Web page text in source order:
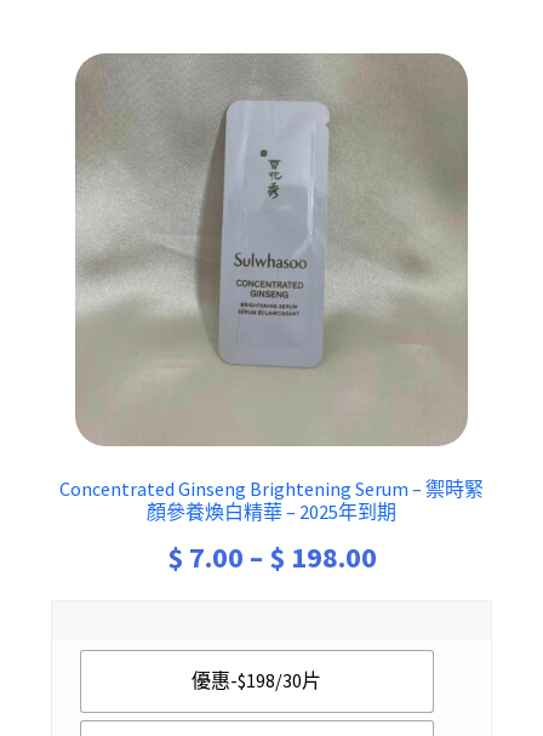
Concentrated Ginseng Brightening Serum – 禦時緊
顏參養煥白精華 – 2025年到期
$ 7.00 – $ 198.00Price
$ 7.00
優惠-$198/30片